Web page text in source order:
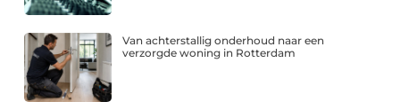
Van achterstallig onderhoud naar een
verzorgde woning in Rotterdam